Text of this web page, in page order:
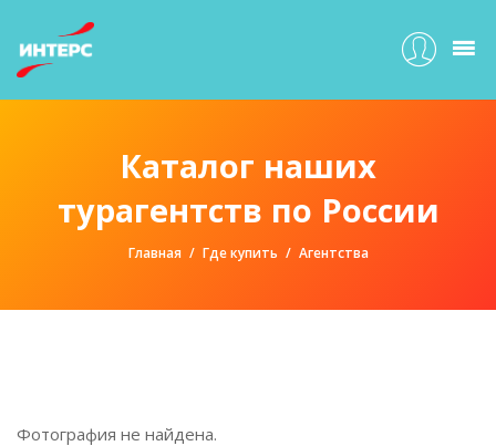
Каталог наших
турагентств по России
Главная Где купить Агентства
Фотография не найдена.